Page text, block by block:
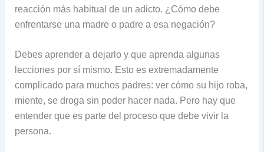
reacción más habitual de un adicto. ¿Cómo debe
enfrentarse una madre o padre a esa negación?
Debes aprender a dejarlo y que aprenda algunas
lecciones por sí mismo. Esto es extremadamente
complicado para muchos padres: ver cómo su hijo roba,
miente, se droga sin poder hacer nada. Pero hay que
entender que es parte del proceso que debe vivir la
persona.